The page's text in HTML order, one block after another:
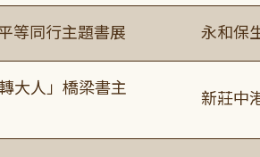
等同行主題書展 永和保
大人」橋梁書主
新莊中